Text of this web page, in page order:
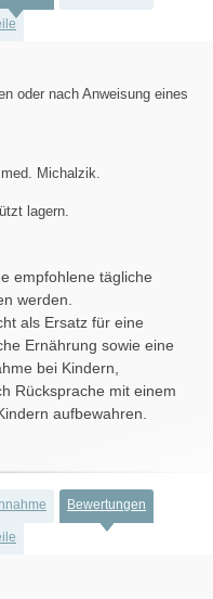
oder nach Anweisung eines
Michalzik.
lagern.
empfohlene tägliche
werden.
als Ersatz für eine
Ernährung sowie eine
bei Kindern,
Rücksprache mit einem
aufbewahren.
Bewertungen